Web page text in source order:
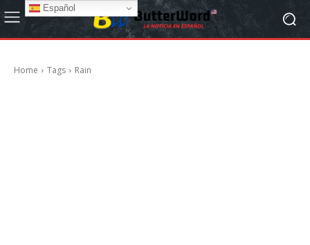
Home Tags Rain
Español